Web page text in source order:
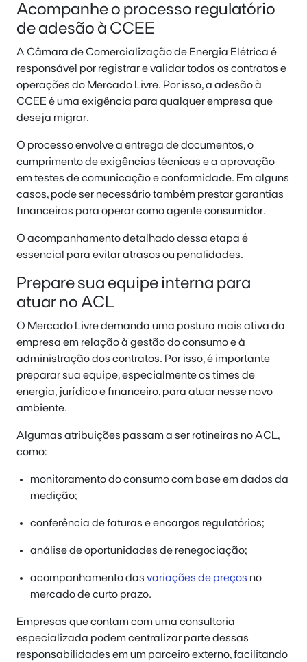
Acompanhe o processo regulatório
de adesão à CCEE
A Câmara de Comercialização de Energia Elétrica é
responsável por registrar e validar todos os contratos e
operações do Mercado Livre. Por isso, a adesão à
CCEE é uma exigência para qualquer empresa que
deseja migrar.
O processo envolve a entrega de documentos, o
cumprimento de exigências técnicas e a aprovação
em testes de comunicação e conformidade. Em alguns
casos, pode ser necessário também prestar garantias
financeiras para operar como agente consumidor.
O acompanhamento detalhado dessa etapa é
essencial para evitar atrasos ou penalidades.
Prepare sua equipe interna para
atuar no ACL
O Mercado Livre demanda uma postura mais ativa da
empresa em relação à gestão do consumo e à
administração dos contratos. Por isso, é importante
preparar sua equipe, especialmente os times de
energia, jurídico e financeiro, para atuar nesse novo
ambiente.
Algumas atribuições passam a ser rotineiras no ACL,
como:
monitoramento do consumo com base em dados da
medição;
conferência de faturas e encargos regulatórios;
análise de oportunidades de renegociação;
acompanhamento das variações de preços no
mercado de curto prazo.
Empresas que contam com uma consultoria
especializada podem centralizar parte dessas
responsabilidades em um parceiro externo, facilitando